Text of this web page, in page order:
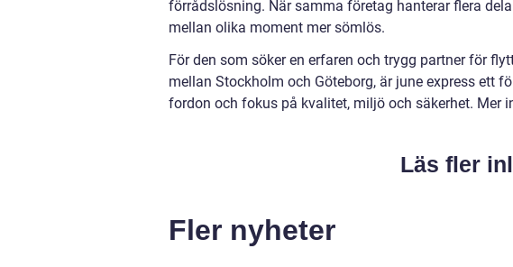
förrådslösning. När samma företag hanterar flera
mellan olika moment mer sömlös.
För den som söker en erfaren och trygg partner för
mellan Stockholm och Göteborg, är june express ett
fordon och fokus på kvalitet, miljö och säkerhet. Mer
Läs fler
Fler nyheter